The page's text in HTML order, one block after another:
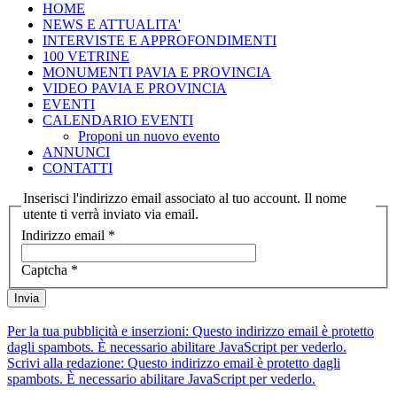
HOME
NEWS E ATTUALITA'
INTERVISTE E APPROFONDIMENTI
100 VETRINE
MONUMENTI PAVIA E PROVINCIA
VIDEO PAVIA E PROVINCIA
EVENTI
CALENDARIO EVENTI
Proponi un nuovo evento
ANNUNCI
CONTATTI
Inserisci l'indirizzo email associato al tuo account. Il nome
utente ti verrà inviato via email.
Indirizzo email *
Captcha *
Invia
Per la tua pubblicità e inserzioni: Questo indirizzo email è protetto
dagli spambots. È necessario abilitare JavaScript per vederlo.
Scrivi alla redazione: Questo indirizzo email è protetto dagli
spambots. È necessario abilitare JavaScript per vederlo.